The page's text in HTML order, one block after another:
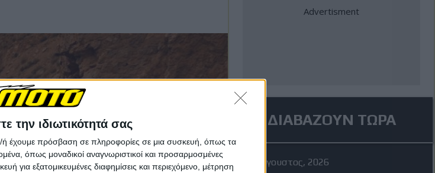
την ιδιωτικότητά σας
ή έχουμε πρόσβαση σε πληροφορίες σε μια συσκευή, όπως τα
όπως μοναδικοί αναγνωριστικοί και προσαρμοσμένες
για εξατομικευμένες διαφημίσεις και περιεχόμενο, μέτρηση
ΔΙΑΒΑΖΟΥΝ ΤΩΡΑ
4 Αύγουστος, 2026